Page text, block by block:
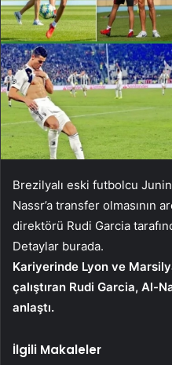
Brezilyalı eski futbolcu
Nassr’a transfer olmasının
direktörü Rudi Garcia
Detaylar burada.
Kariyerinde Lyon ve
çalıştıran Rudi Garcia, Al-
anlaştı.
İlgili Makaleler